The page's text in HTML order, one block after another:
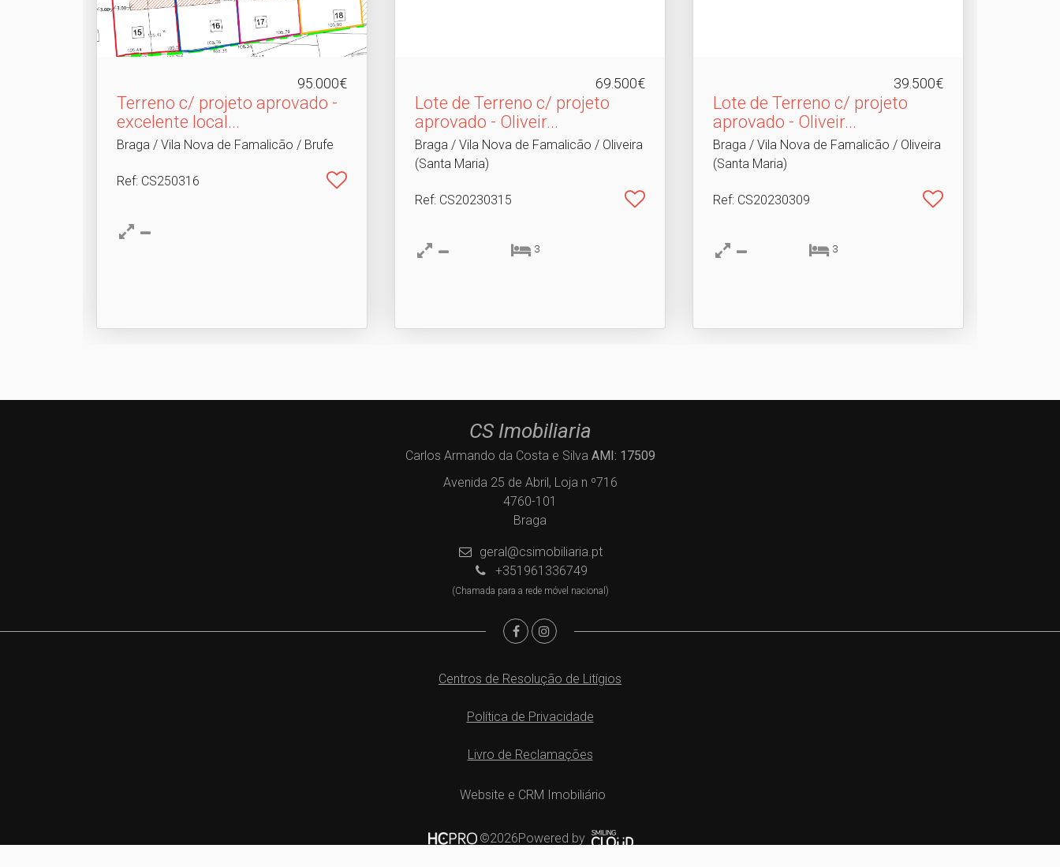
95.000€
Terreno c/ projeto aprovado -
excelente local.​..
Braga / Vila Nova de Famalicão / Brufe
Ref: CS250316
69.500€
Lote de Terreno c/ projeto
aprovado - Oliveir.​..
Braga / Vila Nova de Famalicão / Oliveira
(Santa Maria)
Ref: CS20230315
3
39.500€
Lote de Terreno c/ projeto
aprovado - Oliveir.​..
Braga / Vila Nova de Famalicão / Oliveira
(Santa Maria)
Ref: CS20230309
3
CS Imobiliaria
Carlos Armando da Costa e Silva AMI: 17509
Avenida 25 de Abril, Loja n º716
4760-101
Braga
geral@csimobiliaria.pt
+351961336749
(Chamada para a rede móvel nacional)
Centros de Resolução de Litígios
Política de Privacidade
Livro de Reclamações
Website e CRM Imobiliário
©2026Powered by